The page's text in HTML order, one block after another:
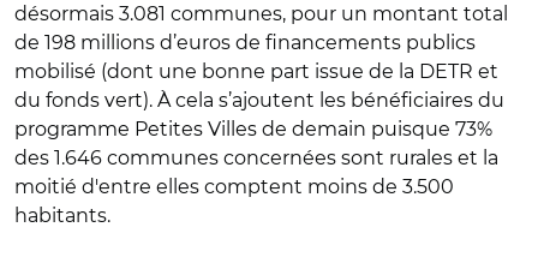
désormais 3.081 communes, pour un montant total
de 198 millions d’euros de financements publics
mobilisé (dont une bonne part issue de la DETR et
du fonds vert). À cela s’ajoutent les bénéficiaires du
programme Petites Villes de demain puisque 73%
des 1.646 communes concernées sont rurales et la
moitié d'entre elles comptent moins de 3.500
habitants.